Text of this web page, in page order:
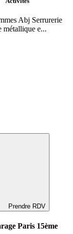
Abj Serrurerie
métallique e...
Prendre RDV
Paris 15ème